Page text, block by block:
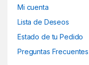
Mi cuenta
Lista de Deseos
Estado de tu Pedido
Preguntas